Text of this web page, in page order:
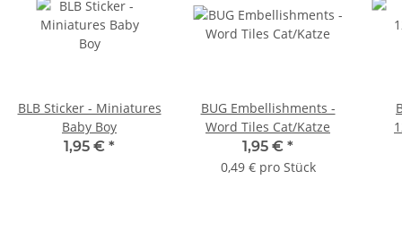
BLB Sticker - Miniatures
Baby Boy
1,95 € *
BUG Embellishments -
Word Tiles Cat/Katze
1,95 € *
0,49 € pro Stück